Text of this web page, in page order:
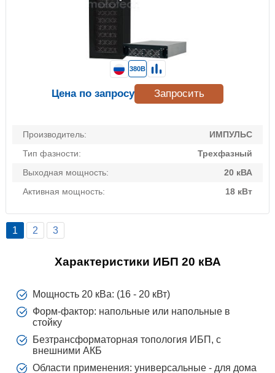
Производитель:
ИМПУЛЬС
Тип фазности:
Трехфазный
Выходная мощность:
20 кВА
Активная мощность:
18 кВт
380В
Цена по запросу Запросить
1 2 3
Характеристики ИБП 20 кВА
Мощность 20 кВа: (16 - 20 кВт)
Форм-фактор: напольные или напольные в
стойку
Безтрансформаторная топология ИБП, с
внешними АКБ
Области применения: универсальные - для дома